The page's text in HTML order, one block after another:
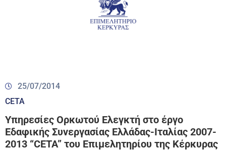
25/07/2014
CETA
Υπηρεσίες Ορκωτού Ελεγκτή στο έργο
Εδαφικής Συνεργασίας Ελλάδας-Ιταλίας 2007-
2013 “CETA” του Επιμελητηρίου της Κέρκυρας